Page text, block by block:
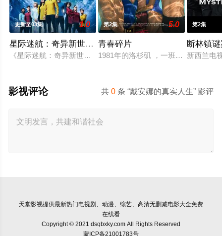
更新至03集 1.0
星际迷航：奇异新世界第四季
《星际迷航：奇异新世界》已续订第四季。
第2集 5.0
青春碎片
1981年的洛杉矶 ，一班精英名校的
第2集
断林镇
新西兰电
共0 条 “戴安娜的真实人生” 影评
影视评论
天堂影视提供最新热门电视剧、动漫、综艺、高清无删减电影大全免费
在线看
Copyright © 2021 dsqbxky.com All Rights Reserved
蒙ICP备21001783号